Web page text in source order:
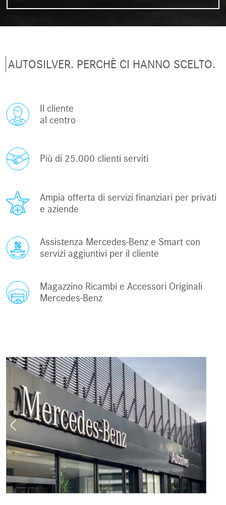
AUTOSILVER. PERCHÈ CI HANNO SCELTO.
Il cliente
al centro
Più di 25.000 clienti serviti
Ampia offerta di servizi finanziari per privati
e aziende
Assistenza Mercedes-Benz e Smart con
servizi aggiuntivi per il cliente
Magazzino Ricambi e Accessori Originali
Mercedes-Benz